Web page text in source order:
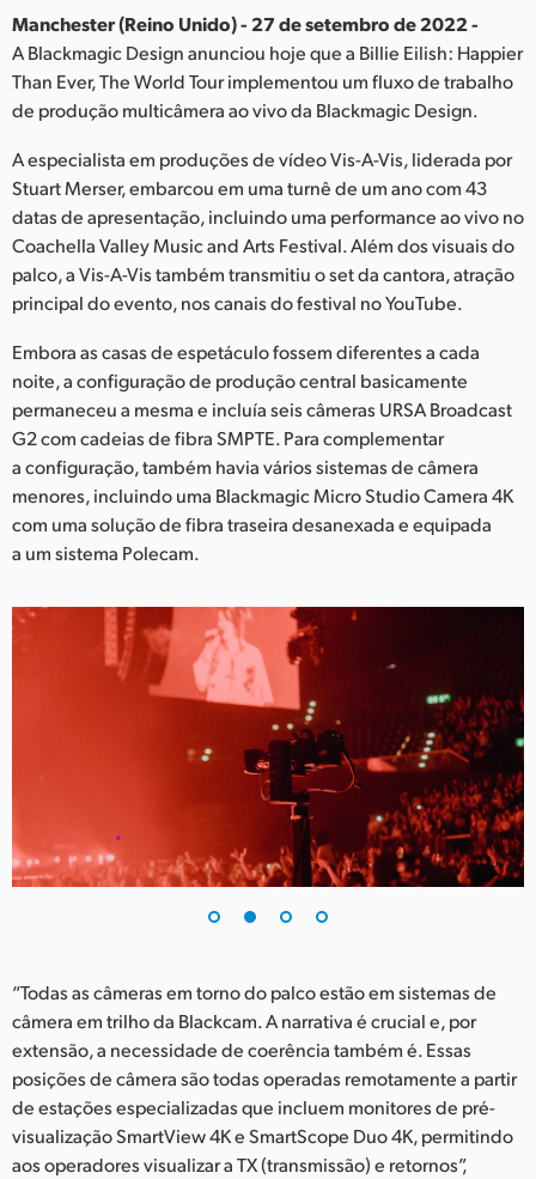
India
Italy
Japan
Korea
Mexico
Malaysia
Netherlands
New Zealand
Norway
Poland
Singapore
South Africa
Turkey
Ukraine
United Kingdom
United States
Manchester (Reino Unido) - 27 de setembro de 2022 -
A Blackmagic Design anunciou hoje que a Billie Eilish: Happier
Than Ever, The World Tour implementou um fluxo de trabalho
de produção multicâmera ao vivo da Blackmagic Design.
A especialista em produções de vídeo Vis-A-Vis, liderada por
Stuart Merser, embarcou em uma turnê de um ano com 43
datas de apresentação, incluindo uma performance ao vivo no
Coachella Valley Music and Arts Festival. Além dos visuais do
palco, a Vis-A-Vis também transmitiu o set da cantora, atração
principal do evento, nos canais do festival no YouTube.
Embora as casas de espetáculo fossem diferentes a cada
noite, a configuração de produção central basicamente
permaneceu a mesma e incluía seis câmeras URSA Broadcast
G2 com cadeias de fibra SMPTE. Para complementar
a configuração, também havia vários sistemas de câmera
menores, incluindo uma Blackmagic Micro Studio Camera 4K
com uma solução de fibra traseira desanexada e equipada
a um sistema Polecam.
“Todas as câmeras em torno do palco estão em sistemas de
câmera em trilho da Blackcam. A narrativa é crucial e, por
extensão, a necessidade de coerência também é. Essas
posições de câmera são todas operadas remotamente a partir
de estações especializadas que incluem monitores de pré-
visualização SmartView 4K e SmartScope Duo 4K, permitindo
aos operadores visualizar a TX (transmissão) e retornos”,